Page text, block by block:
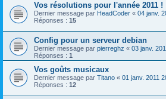
Vos résolutions pour l'année 2011 !
Dernier message par HeadCoder « 04 janv.
Réponses : 15
Config pour un serveur debian
Dernier message par pierreghz « 03 janv.
Réponses : 1
Vos goûts musicaux
Dernier message par Titano « 01 janv. 2011
Réponses : 12